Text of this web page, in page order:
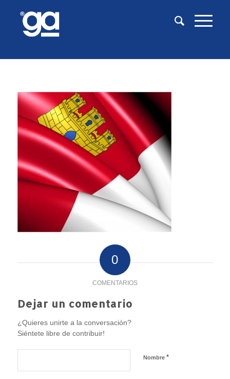
0
COMENTARIOS
Dejar un comentario
¿Quieres unirte a la conversación?
Siéntete libre de contribuir!
Nombre *